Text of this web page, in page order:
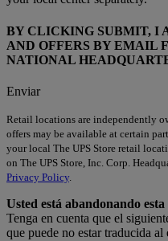
BY CLICKING SUBMIT, I
AND OFFERS BY EMAIL
NATIONAL
Enviar
Retail locations are independently
offers may be available at certain
your local The UPS Store retail
on The UPS Store, Inc. Corp.
Privacy Policy
Usted está abandonando
Tenga en cuenta que el
que puede no estar traducida al